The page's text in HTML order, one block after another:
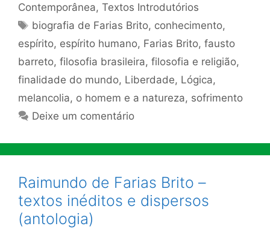
Contemporânea, Textos Introdutórios
Tags
biografia de Farias Brito, conhecimento,
espírito, espírito humano, Farias Brito, fausto
barreto, filosofia brasileira, filosofia e religião,
finalidade do mundo, Liberdade, Lógica,
melancolia, o homem e a natureza, sofrimento
Deixe um comentário
Raimundo de Farias Brito –
textos inéditos e dispersos
(antologia)